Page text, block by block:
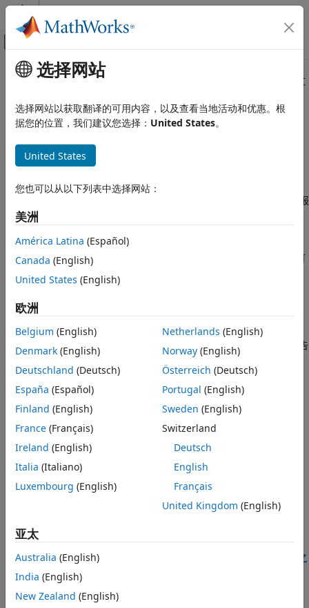
跳到内容
画布外导航菜单切换
文档主页
Simulink Report Generator
类别
开始使用 Simulink Report Generator
生成标准报告
创建报告程序
工具鉴定和认证
主要内容
本页面提供的是上一版软件的文档。当前版本中已删除对应的英文
开始使用SimulinkReport
Generator
根据Simulink模型和Stateflow
提供了函数和 API，使您能够在报
告中包含模块图、Stateflow
值表、数据字典和其他模型元素。您可以设计和生成 PDF、
Microsoft®Word和 HTML 格式的报告。您可以生成标准报告
（例如系统设计描述）以及包含设计工件（例如生成代码、需求可
ISO 26262、IEC 61508 和相关行业标准的工件。
Simulink Report Generator使您能够创建 Web 视图，让您无需
Simulink 许可证即可从 Web 浏览器查看、导航和共享 Simulink
模型。您可以在 HTML 代码生成、需求、覆盖率和其他类型的报告
中嵌入模型 Web 视图。
致谢
教程
创建 Simulink Report Generator 报告
使用报告 API 创建系统设计描述报告。
使用报告资源管理器创建 Simulink 报告
创建报告设置文件、添加组件，并交互式地生成报告。
关于 Simulink 模型的报告生成器
Simulink Report Generator 与 MATLAB Report Generator 之
间的关系
有关
Simulink Report Generator
Generator的附加组件的信息。
选择网站
选择网站以获取翻译的可用内容，以及查看当地活动和优惠。根
据您的位置，我们建议您选择： United States。
United States
您也可以从以下列表中选择网站：
美洲
América Latina (Español)
Canada (English)
United States (English)
欧洲
Belgium (English)
Denmark (English)
Deutschland (Deutsch)
España (Español)
Finland (English)
France (Français)
Ireland (English)
Italia (Italiano)
Luxembourg (English)
Netherlands (English)
Norway(English)
Österreich (Deutsch)
Portugal (English)
Sweden (English)
Switzerland
Deutsch
English
Français
United Kingdom (English)
亚太
Australia (English)
India (English)
New Zealand (English)